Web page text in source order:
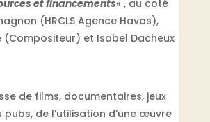
et financements« , au coté
(HRCLS Agence Havas),
(Compositeur) et Isabel Dacheux
de films, documentaires, jeux
pubs, de l’utilisation d’une œuvre